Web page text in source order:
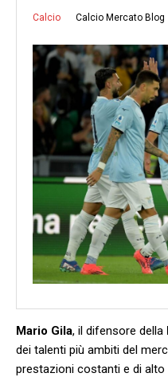
Calcio Calcio Mercato Blog
Mario Gila, il difensore ‌della
dei‌ talenti più ambiti del
prestazioni costanti e di ​alto